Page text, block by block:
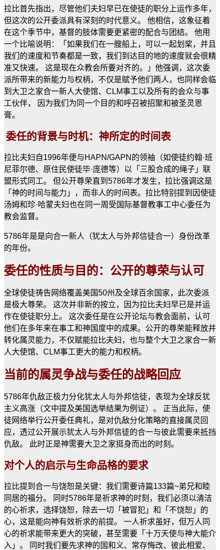
拉比首先指出，尽管他们夫妇早已在使徒的职分上运作多年，
但这次的公开委派具有深刻的时代意义。 他相信，这象征着
在这个季节中，基督的肢体需要更紧密的配合与团结。 他用
一个比喻说明：「如果我们在一艘船上，可以一起划桨，并且
我们的速度和节奏都是一致，我们到达目的地的速度就会很精
准又快速。 这是现在众教会所要对齐的。」他强调，这次委
派所带来的新能力与权柄，不仅是赋予他们两人，也同样会临
到大卫之家合一新人大使馆、CLM事工以及所有的会众与事
工伙伴， 因为我们为同一个目的和呼召被招聚和被圣灵恩
膏。
委任的背景与时机：神所定的时间表
拉比夫妇自1996年便与HAPN/GAPN的领袖（如使徒约翰·班
尼菲尔德、原住民使徒毕·庞德等）以「三股合成的绳子」联
盟形式同工。 但公开尊荣直到5786年才发生，拉比强调这是
「神的时间与能力」，而非人的时间表。拉比特别提到因使徒
汤姆和珍·哈蒙夫妇也在同一周受国际基督教事工中心委任为
教会监督。
5786年是是向合一新人（犹太人与外邦信徒合一）身份改革
的年份。
委任的性质与目的：公开的尊荣与认可
全球使徒祷告网络覆盖美国50州及全球百余国家，此次委派
是极大尊荣。 这次并非新的按立，因为拉比夫妇早已是并运
作在使徒职分上。 这次委任是在公开论坛与教会面前，认可
他们在多年来在事工和神国度中的成果。公开的尊荣能释放并
转化属灵能力，不仅赋能拉比夫妇，也与整个大卫之家合一新
人大使馆、CLM事工更大的能力和权柄。
当前的属灵争战与委任的战略回应
5786年仇敌正极力分化犹太人与外邦信徒，表现为全球反犹
主义高涨（文中提及美国选举结果为例证）。 正当此际，使
徒网络举行公开委任典礼，是对仇敌分化策略的直接属灵回
应，透过公开展示犹太人与外邦信徒的合一与彼此需要来抵挡
仇敌。 此时正是神需要大卫之家挺身而出的时刻。
对个人的启示与生命品格的要求
拉比提到合一与饶恕是关键：我们需要诗篇133篇~弟兄和睦
同居的福分。 同时5786年是祈求神的时刻，我们必须以清洁
的心祈求，选择饶恕，除去一切「被冒犯」和「不饶恕」的
心，这是能向神有效祈求的前提。 一人祈求虽好，但万人同
心的祈求能带来更大的突破，甚至需要「十万天使与神大能介
入」。 同时我们要先求神的国和义、常存悔改、彼此相爱、